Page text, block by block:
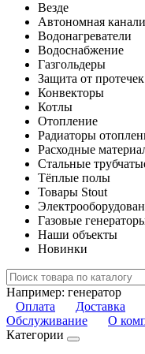
Везде
Автономная
Водонагреватели
Водоснабжение
Газгольдеры
Защита от
Конвекторы
Котлы
Отопление
Радиаторы
Расходные
Стальные
Тёплые полы
Товары Stout
Газовые
Наши объекты
Новинки
Например: генератор
Оплата
Доставка
Обслуживание
О
Категории